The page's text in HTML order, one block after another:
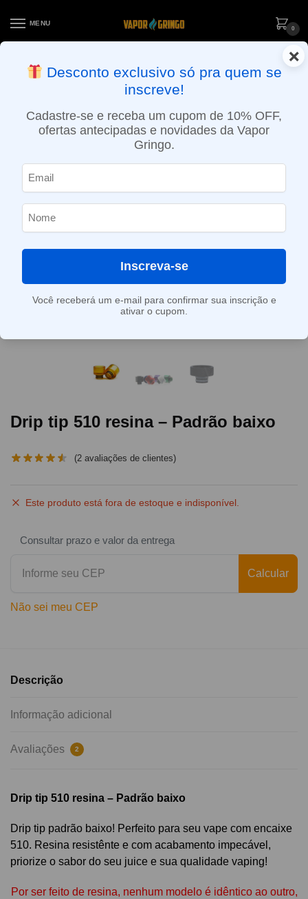
MENU
0
ENTREGA NO MESMO DIA EM SÃO PAULO (SEG A SEX): PEDIDOS
APROVADOS ATÉ 15:30 VIA MOTOBOY
Drip tip 510 resina – Padrão baixo
(2 avaliações de clientes)
Este produto está fora de estoque e indisponível.
Consultar prazo e valor da entrega
Calcular
Não sei meu CEP
Descrição
Informação adicional
Avaliações 2
Drip tip 510 resina – Padrão baixo
Drip tip padrão baixo! Perfeito para seu vape com encaixe
510. Resina resistênte e com acabamento impecável,
priorize o sabor do seu juice e sua qualidade vaping!
Por ser feito de resina, nenhum modelo é idêntico ao outro,
×
Desconto exclusivo só pra quem se
inscreve!
Cadastre-se e receba um cupom de 10% OFF,
ofertas antecipadas e novidades da Vapor
Gringo.
Inscreva-se
Você receberá um e-mail para confirmar sua inscrição e
ativar o cupom.